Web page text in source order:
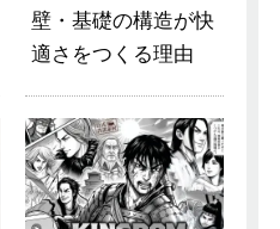
壁・基礎の構造が快
適さをつくる理由